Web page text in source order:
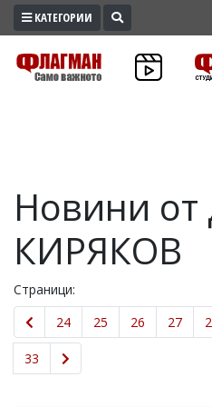
ПРОМО
ЗОНА
КУЛТУРА
ЗДРАВЕ
ПОЛИТИКА
ОБЩЕСТВО
ЛАЙФСТАЙЛ
ВОЙНАТА
КАТЕГОРИИ
Новини
КИРЯКОВ
Страници:
24
25 26 27
33